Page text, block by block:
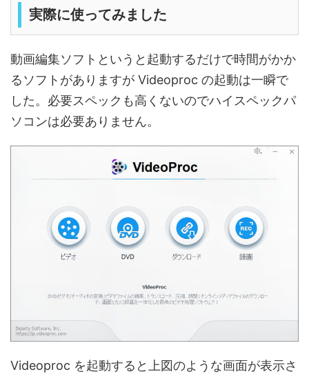
実際に使ってみました
動画編集ソフトというと起動するだけで時間がかか
るソフトがありますが Videoproc の起動は一瞬で
した。必要スペックも高くないのでハイスペックパ
ソコンは必要ありません。
Videoproc を起動すると上図のような画面が表示さ